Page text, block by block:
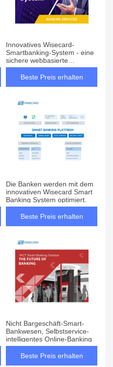
Innovatives Wisecard-
Smartbanking-System - eine
sichere webbasierte
Banklösung
Beste Preis erhalten
Die Banken werden mit dem
innovativen Wisecard Smart
Banking System optimiert.
Beste Preis erhalten
Nicht Bargeschäft-Smart-
Bankwesen, Selbstservice-
intelligentes Online-Banking
Beste Preis erhalten